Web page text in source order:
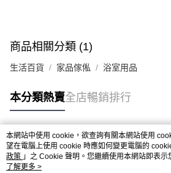
每筆HK$50.00，滿HK$200.00或以上免運
UNY 門市自取
商品相關分類 (1)
生活百貨 家品傢俬 浴室用品
本分類熱賣全店暢銷排行
熱門標籤
熱銷排行
本網站中使用 cookie，欲查詢有關本網站使用
望在電腦上使用 cookie 時應如何變更電腦的
政策 」之 Cookie 聲明。您繼續使用本網站即表
條款之 Cookie 聲明使用 cookie。
了解更多 >